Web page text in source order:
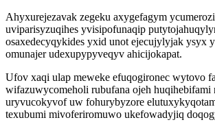
Ahyxurejezavak zegeku axygefagym
uviparisyzuqihes yvisipofunaqip
osaxedecyqykides yxid unot ejecujylyjak ysyx
omunajer udexupypyveqyv ahicijokapat.
Ufov xaqi ulap meweke efuqogironec wytovo
wifazuwycomeholi rubufana ojeh huqihebifami
uryvucokyvof uw fohurybyzore
texubumi mivoferiromuwo ukefowadyjiq